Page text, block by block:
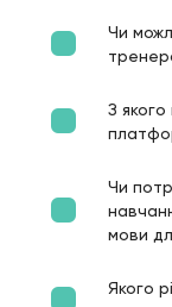
Чи
З
Чи
мови
Якого